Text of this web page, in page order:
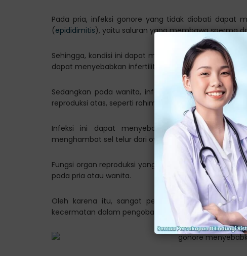
Pada pria, infeksi gonore yang tidak diobati dapat
(epididimitis), yaitu saluran yang membawa sperma
Sehingga, kondisi ini dapat menyebabkan fungsi
dapat menyebabkan infertilitas.
Sedangkan pada wanita, infeksi gonore yang tidak
reproduksi atas, seperti rahim, ovarium, dan tuba
Infeksi ini dapat menyebabkan jaringan parut
menghambat sel telur dari ovarium ke rahim.
Fungsi organ reproduksi yang terganggu ini yang
pada pria atau wanita.
Oleh karena itu, sangat penting untuk
kecermatan dalam pengobatan.